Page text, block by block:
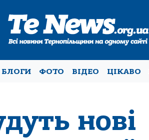
БЛОГИ ФОТО ВІДЕО ЦІКАВО
нові